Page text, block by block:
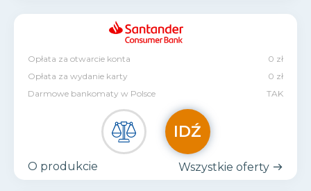
Opłata za otwarcie konta
0 zł
Opłata za wydanie karty
0 zł
Darmowe bankomaty w Polsce
TAK
IDŹ
O produkcie Wszystkie oferty